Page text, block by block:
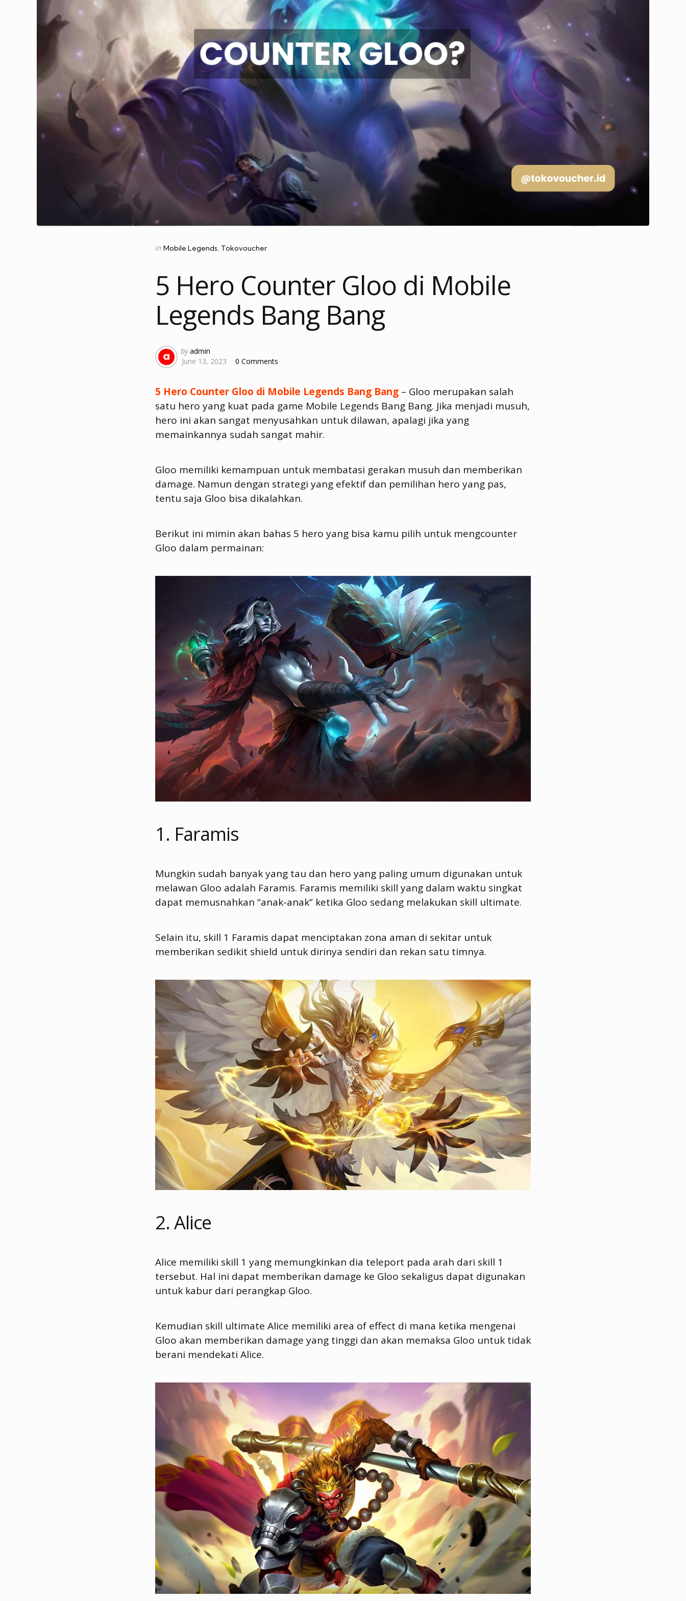
Categories
Posted
in Mobile Legends Tokovoucher
5 Hero Counter Gloo di Mobile
Legends Bang Bang
Posted
by
by admin
June 13, 2023
0 Comments
5 Hero Counter Gloo di Mobile Legends Bang Bang – Gloo merupakan salah
satu hero yang kuat pada game Mobile Legends Bang Bang. Jika menjadi musuh,
hero ini akan sangat menyusahkan untuk dilawan, apalagi jika yang
memainkannya sudah sangat mahir.
Gloo memiliki kemampuan untuk membatasi gerakan musuh dan memberikan
damage. Namun dengan strategi yang efektif dan pemilihan hero yang pas,
tentu saja Gloo bisa dikalahkan.
Berikut ini mimin akan bahas 5 hero yang bisa kamu pilih untuk mengcounter
Gloo dalam permainan:
1. Faramis
Mungkin sudah banyak yang tau dan hero yang paling umum digunakan untuk
melawan Gloo adalah Faramis. Faramis memiliki skill yang dalam waktu singkat
dapat memusnahkan “anak-anak” ketika Gloo sedang melakukan skill ultimate.
Selain itu, skill 1 Faramis dapat menciptakan zona aman di sekitar untuk
memberikan sedikit shield untuk dirinya sendiri dan rekan satu timnya.
2. Alice
Alice memiliki skill 1 yang memungkinkan dia teleport pada arah dari skill 1
tersebut. Hal ini dapat memberikan damage ke Gloo sekaligus dapat digunakan
untuk kabur dari perangkap Gloo.
Kemudian skill ultimate Alice memiliki area of effect di mana ketika mengenai
Gloo akan memberikan damage yang tinggi dan akan memaksa Gloo untuk tidak
berani mendekati Alice.